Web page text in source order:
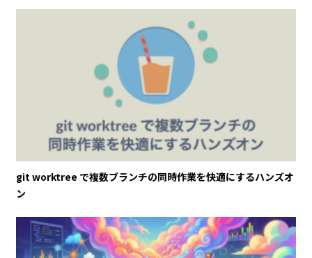
git worktree で複数ブランチの同時作業を快適にするハンズオ
ン